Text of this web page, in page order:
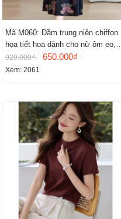
Mã M060: Đầm trung niên chiffon
họa tiết hoa dành cho nữ ôm eo,
cổ chữ V, đầm midi tay ngắn thanh
lịch.
920.000₫ 650.000₫
Xem: 2061